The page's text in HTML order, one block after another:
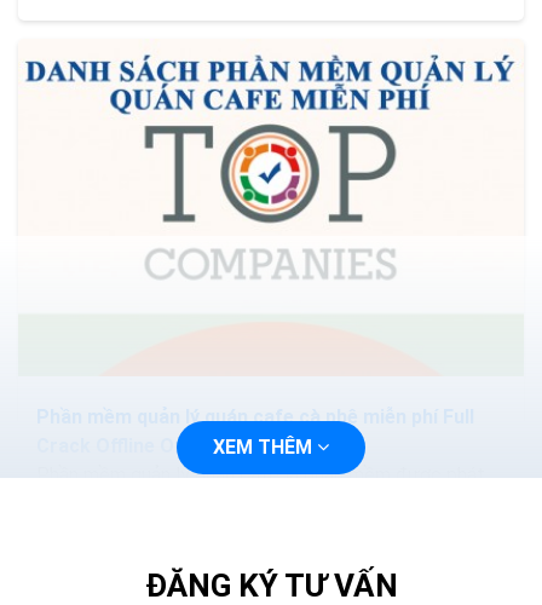
Phần mềm quản lý quán cafe cà phê miễn phí Full
Crack Offline Online
Phần mềm quản lý quán cafe là phần mềm được phát
XEM THÊM
ĐĂNG KÝ TƯ VẤN